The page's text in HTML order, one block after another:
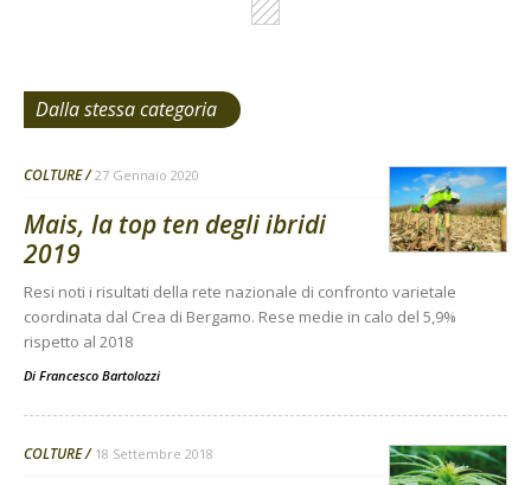
Dalla stessa categoria
COLTURE 27 Gennaio 2020
Mais, la top ten degli ibridi
2019
Resi noti i risultati della rete nazionale di confronto varietale
coordinata dal Crea di Bergamo. Rese medie in calo del 5,9%
rispetto al 2018
Di Francesco Bartolozzi
COLTURE 18 Settembre 2018